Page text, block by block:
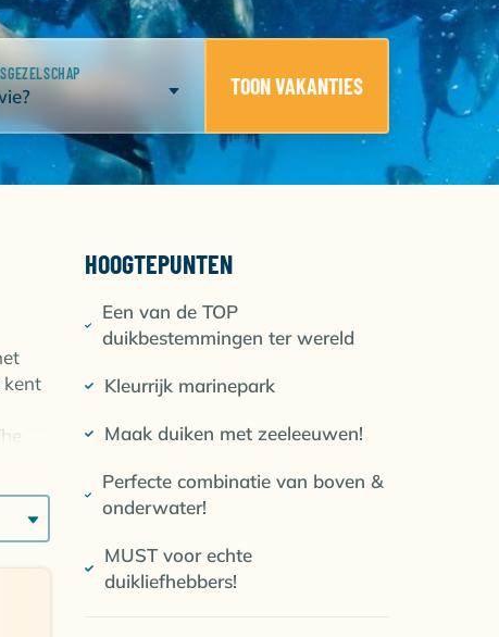
TOON VAKANTIES
kent
HOOGTEPUNTEN
Een van de TOP
duikbestemmingen ter wereld
Kleurrijk marinepark
Maak duiken met zeeleeuwen!
Perfecte combinatie van boven &
onderwater!
MUST voor echte
duikliefhebbers!